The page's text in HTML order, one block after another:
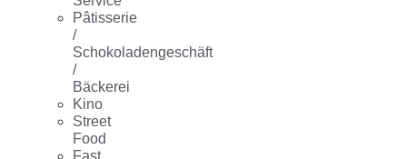
Pâtisserie
/
Schokoladengeschäft
/
Bäckerei
Kino
Street
Food
Fast